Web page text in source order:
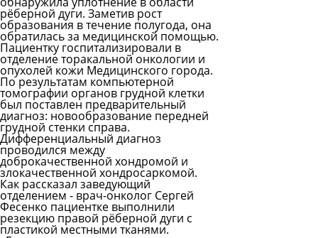
рёберной дуги. Заметив рост
образования в течение полугода, она
обратилась за медицинской помощью.
Пациентку госпитализировали в
отделение торакальной онкологии и
опухолей кожи Медицинского города.
По результатам компьютерной
томографии органов грудной клетки
был поставлен предварительный
диагноз: новообразование передней
грудной стенки справа.
Дифференциальный диагноз
проводился между
доброкачественной хондромой и
злокачественной хондросаркомой.
Как рассказал заведующий
отделением - врач-онколог Сергей
Фесенко пациентке выполнили
резекцию правой рёберной дуги с
пластикой местными тканями.